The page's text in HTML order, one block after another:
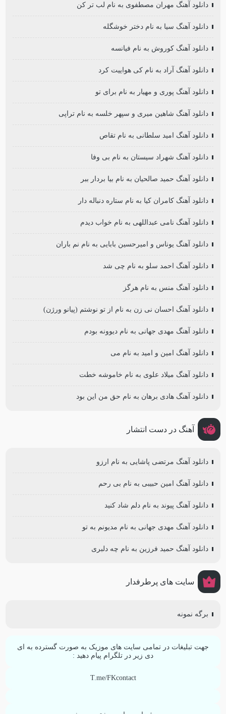
دانلود آهنگ مهران مصطفوی به نام لب تر کن
دانلود آهنگ سیا به نام دختر خوشگله
دانلود آهنگ کوروش به نام فیانسه
دانلود آهنگ آراد به نام کی هواییت کرد
دانلود آهنگ پوری و مهیار به نام برای تو
دانلود آهنگ شاهین میری و سپهر خلسه به نام تراپی
دانلود آهنگ امید سلطانی به نام تقاص
دانلود آهنگ شهراد سیستان به نام بی وفا
دانلود آهنگ حمید صالحیان به نام بیا بردار ببر
دانلود آهنگ کامران کیا به نام ستاره دنباله دار
دانلود آهنگ نامی عبداللهی به نام خواب دیدم
دانلود آهنگ یوناس و امیرحسین بابایی به نام نم باران
دانلود آهنگ احمد سلو به نام چی شد
دانلود آهنگ منس به نام هرگز
دانلود آهنگ احسان نی زن به نام از تو نوشتم (پیانو ورژن)
دانلود آهنگ مهدی جهانی به نام دیوونه بودم
دانلود آهنگ امین و امید به نام می
دانلود آهنگ میلاد علوی به نام خاموشه خطت
دانلود آهنگ هادی برهان به نام حق من این بود
آهنگ در دست انتشار
دانلود آهنگ مرتضی پاشایی به نام ارزو
دانلود آهنگ امین حبیبی به نام بی رحم
دانلود آهنگ پیوند به نام دلم شاد کنید
دانلود آهنگ مهدی جهانی به نام مدیونم به تو
دانلود آهنگ حمید فرزین به نام چه دلبری
سایت های پرطرفدار
برگه نمونه
جهت تبلیغات در تمامی سایت های موزیک به صورت گسترده به ای
دی زیر در تلگرام پیام دهید :
T.me/FKcontact